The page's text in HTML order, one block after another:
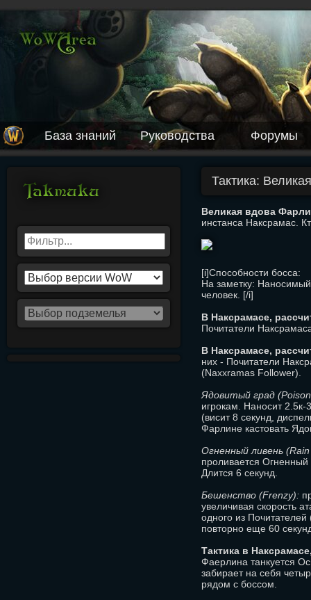
База знаний Руководства Форумы
Тактика:
Великая вдова
инстанса Наксрамас.
[i]Способности босса:
На заметку:
человек. [/i]
В Наксрамасе,
Почитатели
В Наксрамасе,
них - Почитатели
(Naxxramas Follower).
Ядовитый град
игрокам. Наносит 2.5к-
(висит 8 секунд,
Фарлине кастовать
Огненный ливень
проливается
Длится 6 секунд.
Бешенство (Frenzy):
увеличивая скорость
одного из
повторно еще 60
Тактика в
Фаерлина танкуется
забирает на себя
рядом с боссом.